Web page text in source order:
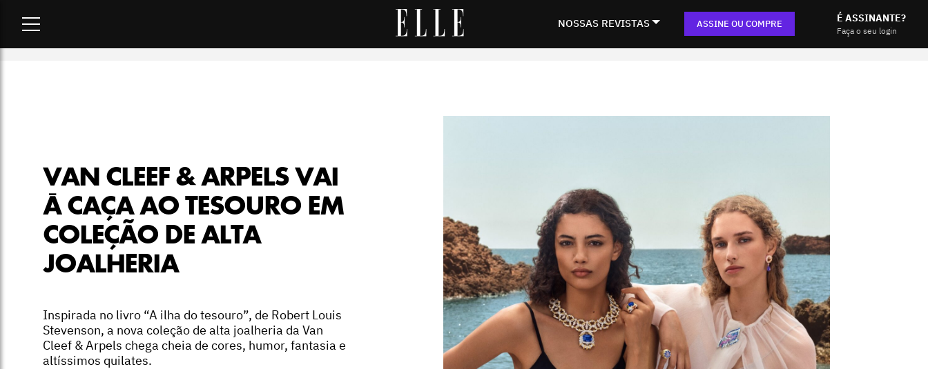
NOSSAS REVISTAS ASSINE OU COMPRE É ASSINANTE?
Faça o seu login
Van Cleef & Arpels vai à caça ao tesouro em coleção de alta joalheria
VAN CLEEF & ARPELS VAI
À CAÇA AO TESOURO EM
COLEÇÃO DE ALTA
JOALHERIA
Inspirada no livro “A ilha do tesouro”, de Robert Louis
Stevenson, a nova coleção de alta joalheria da Van
Cleef & Arpels chega cheia de cores, humor, fantasia e
altíssimos quilates.